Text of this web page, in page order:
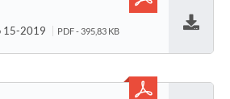
15-2019 PDF - 395,83 KB